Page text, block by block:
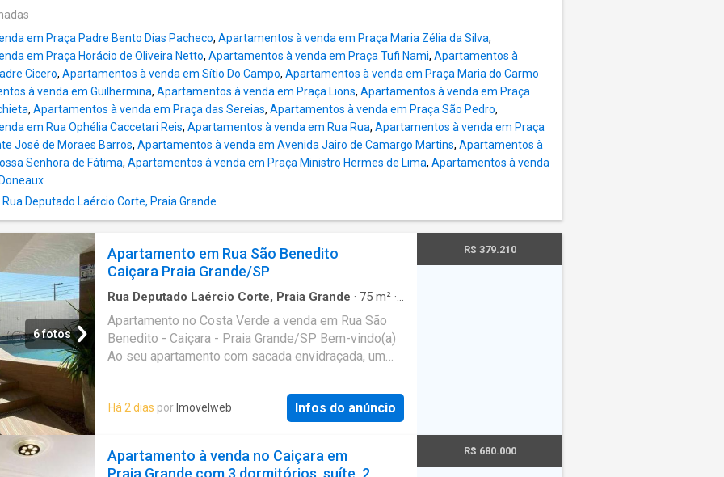
Corretor de Imóveis responsável: Luiz Carvalho - A
NEWCORE possui diversas equipes especializadas
em várias regiões do Brasil, com corretores
experientes e capacitados que te ajudarão a
encontrar o imóvel dos seus sonhos. Valores e
condições sujeitos a alteração sem prévio aviso.
Apartamento térreo, Armários na cozinha, Armários
no quarto, Litoral, Próximo a praia, Rua silenciosa,
43 metros É uma grande oportunidade aqui em
Caiçara. Eu quero te ajudar a fazer uma proposta que
em Praça Padre Bento Dias Pacheco, Apartamentos à venda em Praça Maria Zélia da Silva,
em Praça Horácio de Oliveira Netto, Apartamentos à venda em Praça Tufi Nami, Apartamentos à
Cicero, Apartamentos à venda em Sítio Do Campo, Apartamentos à venda em Praça Maria do Carmo
à venda em Guilhermina, Apartamentos à venda em Praça Lions, Apartamentos à venda em Praça
, Apartamentos à venda em Praça das Sereias, Apartamentos à venda em Praça São Pedro,
em Rua Ophélia Caccetari Reis, Apartamentos à venda em Rua Rua, Apartamentos à venda em Praça
José de Moraes Barros, Apartamentos à venda em Avenida Jairo de Camargo Martins, Apartamentos à
Senhora de Fátima, Apartamentos à venda em Praça Ministro Hermes de Lima, Apartamentos à venda
Deputado Laércio Corte, Praia Grande
6 fotos
Apartamento em Rua São Benedito
Caiçara Praia Grande/SP
Rua Deputado Laércio Corte, Praia Grande · 75 m² ·
Garagem
Apartamento no Costa Verde a venda em Rua São
Benedito - Caiçara - Praia Grande/SP Bem-vindo(a)
Ao seu apartamento com sacada envidraçada, um
Localizada em uma das áreas mais cobiçadas da
cidade, esta propriedade oferece uma experiência
de vida incomparável. Com uma área total de 81 m²,
sendo 1 suíte, 2 banheiros, 1 vagas de
Há 2 dias por Imovelweb Infos do anúncio
R$ 379.210
Apartamento à venda no Caiçara em
Praia Grande com 3 dormitórios, suíte, 2
R$ 680.000